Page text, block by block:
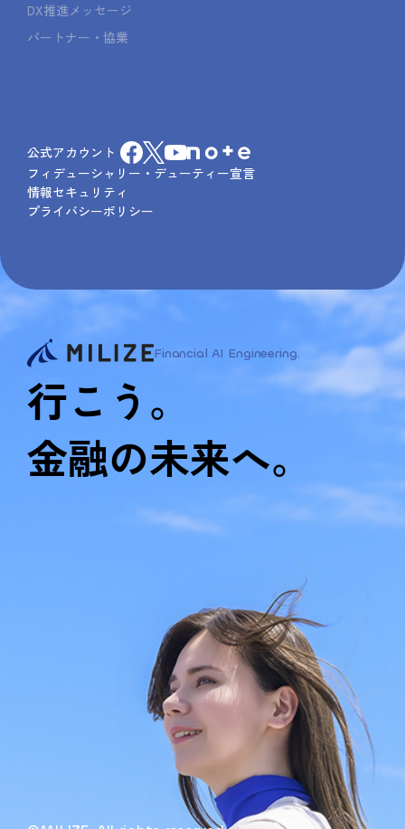
DX推進メッセージ
パートナー・協業
公式アカウント
フィデューシャリー・デューティー宣言
情報セキュリティ
プライバシーポリシー
Financial AI Engineering.
行こう。
金融の未来へ。